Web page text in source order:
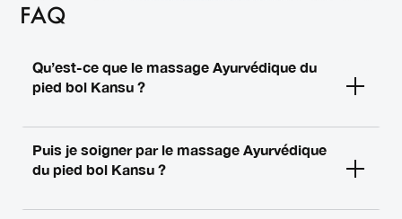
FAQ
Qu’est-ce que le massage Ayurvédique du
pied bol Kansu ?
Puis je soigner par le massage Ayurvédique
du pied bol Kansu ?